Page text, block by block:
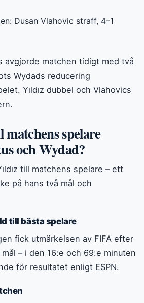
Dusan Vlahovic straff, 4–1
avgjorde matchen tidigt med två
Wydads reducering
Yıldız dubbel och Vlahovics
matchens spelare
och Wydad?
till matchens spelare – ett
på hans två mål och
till bästa spelare
fick utmärkelsen av FIFA efter
– i den 16:e och 69:e minuten
för resultatet enligt ESPN.